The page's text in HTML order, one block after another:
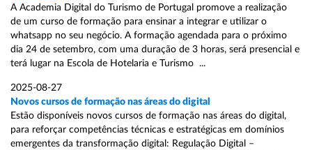
A Academia Digital do Turismo de Portugal promove a realização
de um curso de formação para ensinar a integrar e utilizar o
whatsapp no seu negócio. A formação agendada para o próximo
dia 24 de setembro, com uma duração de 3 horas, será presencial e
terá lugar na Escola de Hotelaria e Turismo ...
2025-08-27
Novos cursos de formação nas áreas do digital
Estão disponíveis novos cursos de formação nas áreas do digital,
para reforçar competências técnicas e estratégicas em domínios
emergentes da transformação digital: Regulação Digital –